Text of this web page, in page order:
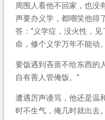
周围人看他不回家，也没
声要办义学，都嘲笑他得
答：“义学症，没火性，
命，修个义学万年不能动
要饭遇到吝啬不给东西的
自有善人管俺饭。”
遭遇厉声谩骂，他还是温
时不生气，俺几时就出去